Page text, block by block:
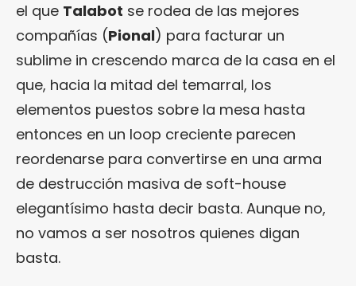
el que Talabot se rodea de las mejores
compañías (Pional) para facturar un
sublime in crescendo marca de la casa en el
que, hacia la mitad del temarral, los
elementos puestos sobre la mesa hasta
entonces en un loop creciente parecen
reordenarse para convertirse en una arma
de destrucción masiva de soft-house
elegantísimo hasta decir basta. Aunque no,
no vamos a ser nosotros quienes digan
basta.